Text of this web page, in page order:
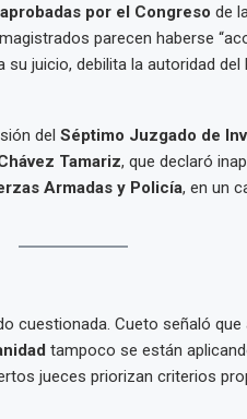
por el Congreso de
parecen haberse
su juicio, debilita la autoridad
del Séptimo Juzgado de
Tamariz, que declaró
Armadas y Policía, en un
cuestionada. Cueto señaló que
tampoco se están
jueces priorizan criterios